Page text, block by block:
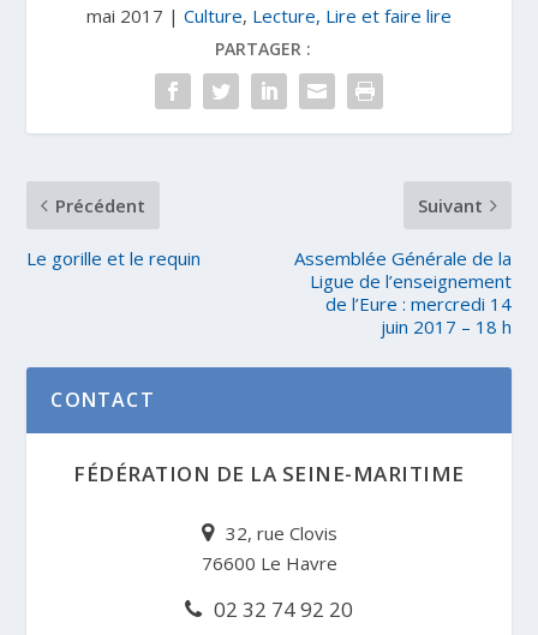
mai 2017 | Culture, Lecture, Lire et faire lire
PARTAGER :
Précédent
Le gorille et le requin
Suivant
Assemblée Générale de la
Ligue de l’enseignement
de l’Eure : mercredi 14
juin 2017 – 18 h
CONTACT
FÉDÉRATION DE LA SEINE-MARITIME
32, rue Clovis
76600 Le Havre
02 32 74 92 20